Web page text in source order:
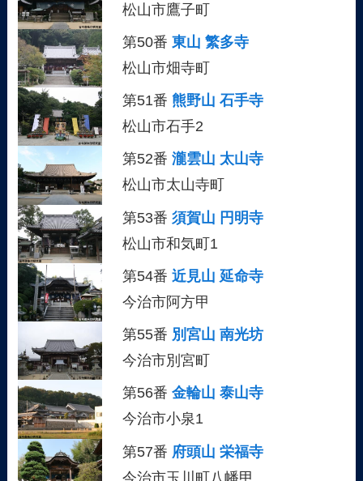
松山市鷹子町
第50番 東山 繁多寺
松山市畑寺町
第51番 熊野山 石手寺
松山市石手2
第52番 瀧雲山 太山寺
松山市太山寺町
第53番 須賀山 円明寺
松山市和気町1
第54番 近見山 延命寺
今治市阿方甲
第55番 別宮山 南光坊
今治市別宮町
第56番 金輪山 泰山寺
今治市小泉1
第57番 府頭山 栄福寺
今治市玉川町八幡甲